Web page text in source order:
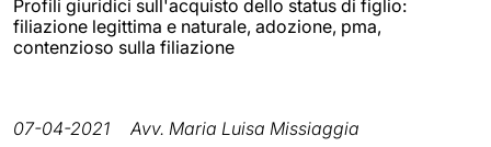
Profili giuridici sull'acquisto dello status di figlio:
filiazione legittima e naturale, adozione, pma,
contenzioso sulla filiazione
07-04-2021 Avv. Maria Luisa Missiaggia